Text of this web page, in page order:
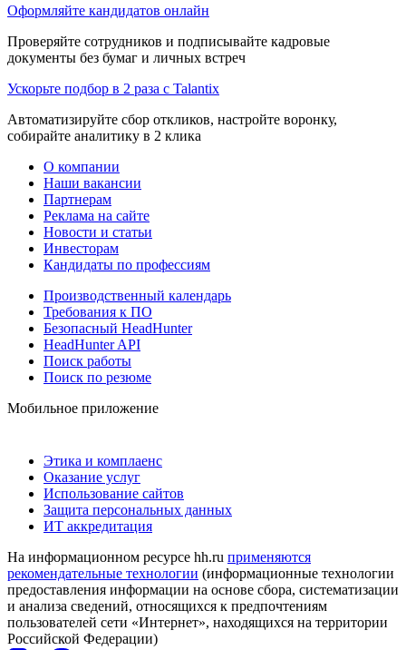
Оформляйте кандидатов онлайн
Проверяйте сотрудников и подписывайте кадровые
документы без бумаг и личных встреч
Ускорьте подбор в 2 раза с Talantix
Автоматизируйте сбор откликов, настройте воронку,
собирайте аналитику в 2 клика
О компании
Наши вакансии
Партнерам
Реклама на сайте
Новости и статьи
Инвесторам
Кандидаты по профессиям
Производственный календарь
Требования к ПО
Безопасный HeadHunter
HeadHunter API
Поиск работы
Поиск по резюме
Мобильное приложение
Этика и комплаенс
Оказание услуг
Использование сайтов
Защита персональных данных
ИТ аккредитация
На информационном ресурсе hh.ru применяются
рекомендательные технологии (информационные технологии
предоставления информации на основе сбора, систематизации
и анализа сведений, относящихся к предпочтениям
пользователей сети «Интернет», находящихся на территории
Российской Федерации)